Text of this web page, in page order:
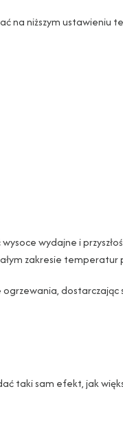
na niższym ustawieniu
wydajne i
zakresie temperatur
ogrzewania,
taki sam efekt, jak